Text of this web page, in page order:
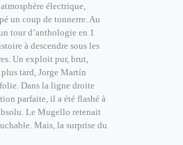
électrique,
un coup de tonnerre. Au
tour d’anthologie en 1
à descendre sous les
Un exploit pur, brut,
tard, Jorge Martín
Dans la ligne droite
parfaite, il a été flashé à
. Le Mugello retenait
Mais, la surprise du